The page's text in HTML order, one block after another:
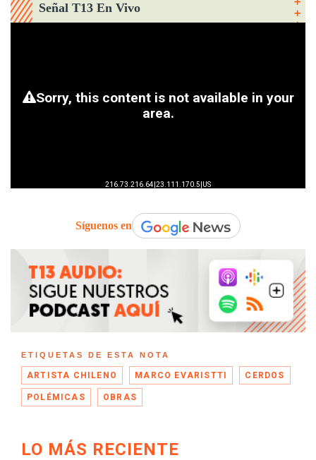
Señal T13 En Vivo
Síguenos en
ETIQUETAS DE ESTA NOTA
ARTISTA CHILENO MARCO EVARISTTI CERDOS
POLÉMICAS OBRAS
LO MÁS RECIENTE